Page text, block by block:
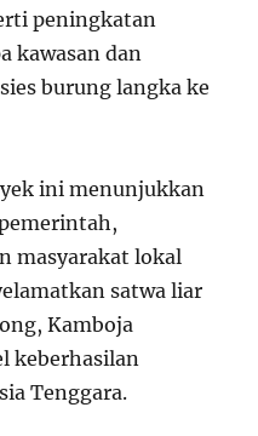
peningkatan
kawasan dan
burung langka ke
ini menunjukkan
masyarakat lokal
satwa liar
Kamboja
keberhasilan
Tenggara.